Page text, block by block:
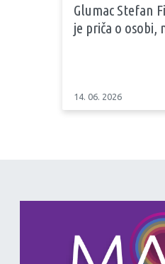
Glumac Stefan
je priča o osobi,
14. 06. 2026